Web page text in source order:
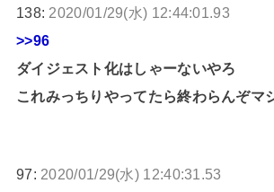
138: 2020/01/29(水) 12:44:01.93
>>96
ダイジェスト化はしゃーないやろ
これみっちりやってたら終わらんぞマ
97: 2020/01/29(水) 12:40:31.53